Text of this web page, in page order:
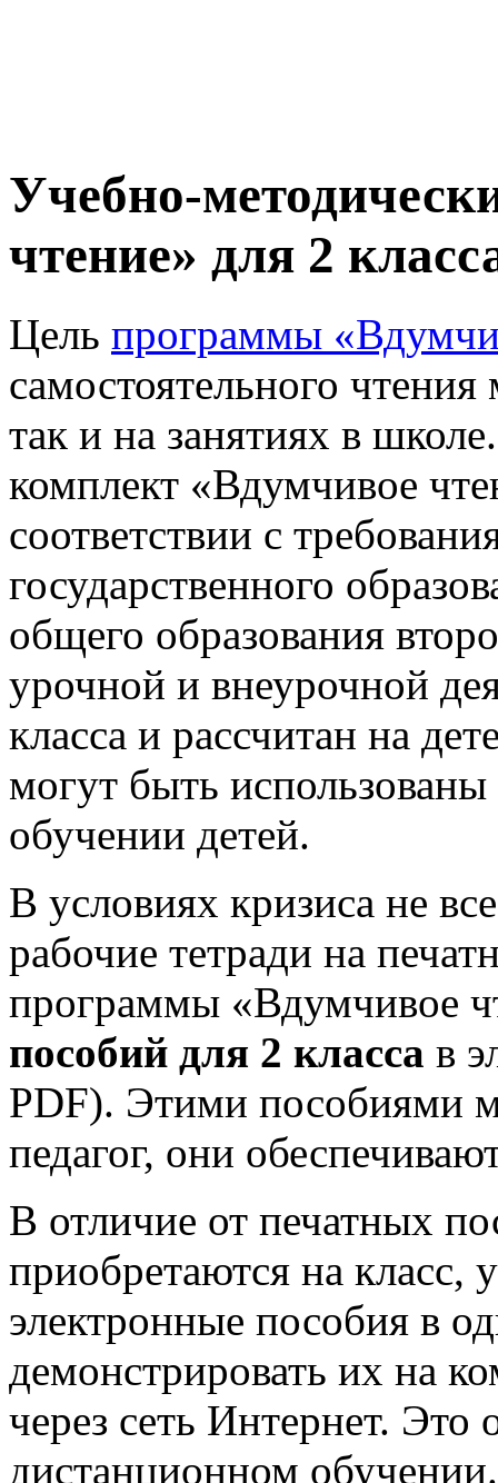
Учебно-
чтение» для 2
Цель программы
самостоятельного
так и на занятиях в
комплект «Вдумчивое
соответствии с
государственного
общего образования
урочной и внеурочной
класса и рассчитан на
могут быть
обучении детей.
В условиях кризиса не
рабочие тетради на
программы «Вдумчивое
пособий для 2 класса в
PDF). Этими пособиями
педагог, они
В отличие от печатных
приобретаются на класс,
электронные пособия в
демонстрировать их на
через сеть Интернет. Это
дистанционном обучении.